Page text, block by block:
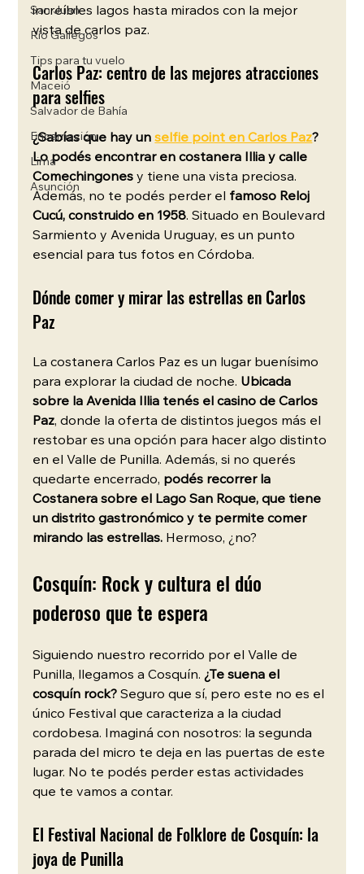
San Juan
Río Gallegos
Tips para tu vuelo
Maceió
Salvador de Bahía
Encarnación
Lima
Asunción
increíbles lagos hasta mirados con la mejor
vista de carlos paz.
Carlos Paz: centro de las mejores atracciones
para selfies
¿Sabías que hay un selfie point en Carlos Paz?
Lo podés encontrar en costanera Illia y calle
Comechingones y tiene una vista preciosa.
Además, no te podés perder el famoso Reloj
Cucú, construido en 1958. Situado en Boulevard
Sarmiento y Avenida Uruguay, es un punto
esencial para tus fotos en Córdoba.
Dónde comer y mirar las estrellas en Carlos
Paz
La costanera Carlos Paz es un lugar buenísimo
para explorar la ciudad de noche. Ubicada
sobre la Avenida Illia tenés el casino de Carlos
Paz, donde la oferta de distintos juegos más el
restobar es una opción para hacer algo distinto
en el Valle de Punilla. Además, si no querés
quedarte encerrado, podés recorrer la
Costanera sobre el Lago San Roque, que tiene
un distrito gastronómico y te permite comer
mirando las estrellas. Hermoso, ¿no?
Cosquín: Rock y cultura el dúo
poderoso que te espera
Siguiendo nuestro recorrido por el Valle de
Punilla, llegamos a Cosquín. ¿Te suena el
cosquín rock? Seguro que sí, pero este no es el
único Festival que caracteriza a la ciudad
cordobesa. Imaginá con nosotros: la segunda
parada del micro te deja en las puertas de este
lugar. No te podés perder estas actividades
que te vamos a contar.
El Festival Nacional de Folklore de Cosquín: la
joya de Punilla